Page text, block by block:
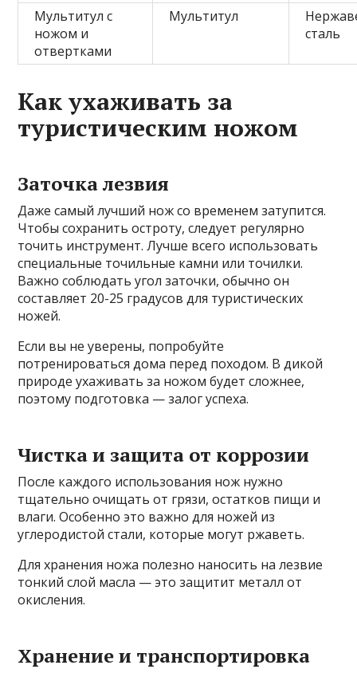
Мультитул с
ножом и
отвертками
Мультитул
сталь
Как ухаживать за
туристическим ножом
Заточка лезвия
Даже самый лучший нож со временем затупится.
Чтобы сохранить остроту, следует регулярно
точить инструмент. Лучше всего использовать
специальные точильные камни или точилки.
Важно соблюдать угол заточки, обычно он
составляет 20-25 градусов для туристических
ножей.
Если вы не уверены, попробуйте
потренироваться дома перед походом. В дикой
природе ухаживать за ножом будет сложнее,
поэтому подготовка — залог успеха.
Чистка и защита от коррозии
После каждого использования нож нужно
тщательно очищать от грязи, остатков пищи и
влаги. Особенно это важно для ножей из
углеродистой стали, которые могут ржаветь.
Для хранения ножа полезно наносить на лезвие
тонкий слой масла — это защитит металл от
окисления.
Хранение и транспортировка